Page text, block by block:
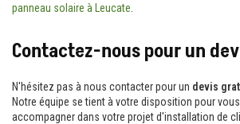
panneau solaire à Leucate
Contactez-nous pour un
N'hésitez pas à nous contacter pour un devis
Notre équipe se tient à votre disposition pour
accompagner dans votre projet d'installation de